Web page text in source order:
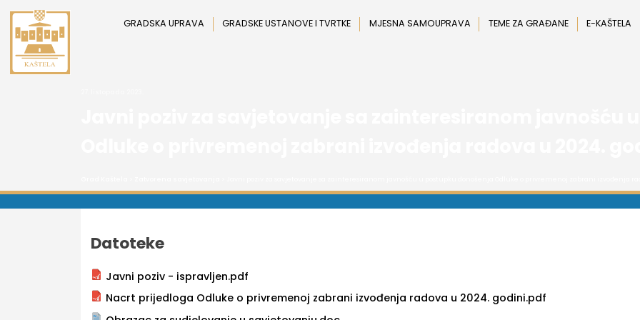
Preskoči
sadržaj
GRADSKA UPRAVA GRADSKE USTANOVE I TVRTKE MJESNA SAMOUPRAVA TEME ZA GRAĐANE E-KAŠTELA
Datoteke
Javni poziv - ispravljen.pdf
Nacrt prijedloga Odluke o privremenoj zabrani izvođenja radova u 2024. godini.pdf